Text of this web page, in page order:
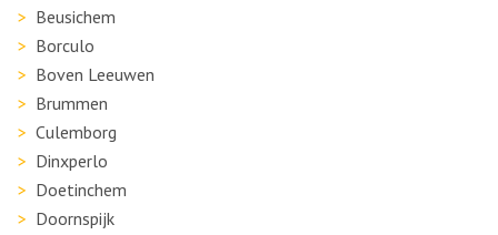
Beusichem
Borculo
Boven Leeuwen
Brummen
Culemborg
Dinxperlo
Doetinchem
Doornspijk